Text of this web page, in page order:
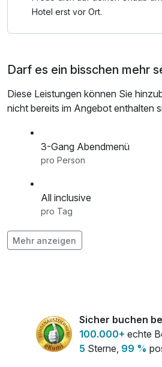
Hotel erst vor Ort.
Darf es ein bisschen mehr
Diese Leistungen können Sie
nicht bereits im Angebot enthalten
3-Gang Abendmenü
pro Person
All inclusive
pro Tag
Fahrradverleih
Kaffeezeit im Schloss
Mehr anzeigen
Sicher buchen
100.000+ echte
5 Sterne, 99 %